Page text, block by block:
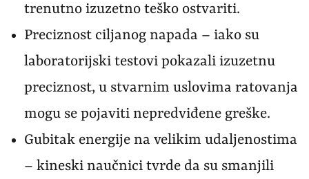
trenutno izuzetno teško ostvariti.
Preciznost ciljanog napada – iako su
laboratorijski testovi pokazali izuzetnu
preciznost, u stvarnim uslovima ratovanja
mogu se pojaviti nepredviđene greške.
Gubitak energije na velikim udaljenostima
– kineski naučnici tvrde da su smanjili